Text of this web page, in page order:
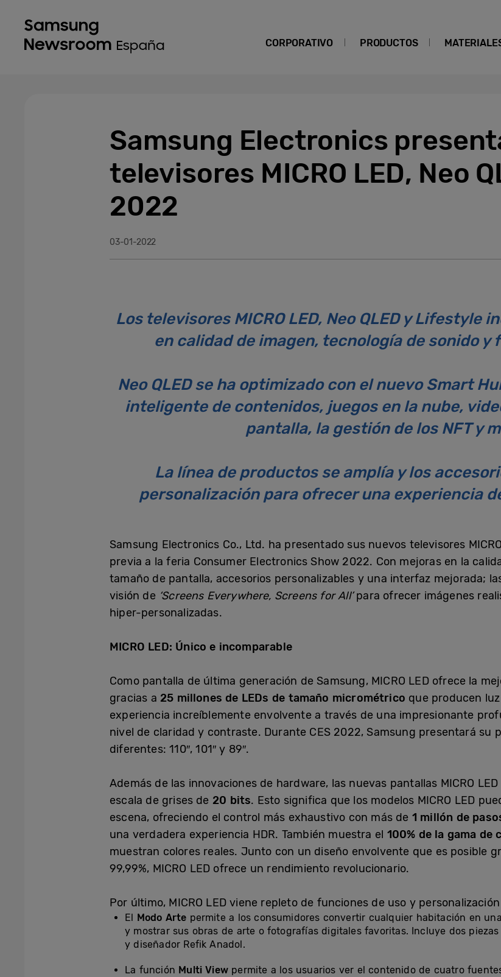
CORPORATIVO PRODUCTOS
Samsung Electronics
televisores MICRO LED, Neo
2022
03-01-2022
Los televisores MICRO LED, Neo QLED y Lifestyle
en calidad de imagen, tecnología de sonido
Neo QLED se ha optimizado con el nuevo Smart
inteligente de contenidos, juegos en la nube,
pantalla, la gestión de los NFT y
La línea de productos se amplía y los
personalización para ofrecer una experiencia
Samsung Electronics Co., Ltd. ha presentado sus nuevos televisores
previa a la feria Consumer Electronics Show 2022. Con mejoras en la
tamaño de pantalla, accesorios personalizables y una interfaz mejorada;
visión de ‘Screens Everywhere, Screens for All’para ofrecer imágenes
hiper-personalizadas.
MICRO LED: Único e incomparable
Como pantalla de última generación de Samsung, MICRO LED ofrece la
gracias a 25 millones de LEDs de tamaño micrométrico que producen
experiencia increíblemente envolvente a través de una impresionante
nivel de claridad y contraste. Durante CES 2022, Samsung presentará su
diferentes: 110″, 101″ y 89″.
Además de las innovaciones de hardware, las nuevas pantallas MICRO
escala de grises de 20 bits. Esto significa que los modelos MICRO LED
escena, ofreciendo el control más exhaustivo con más de 1 millón de
una verdadera experiencia HDR. También muestra el 100% de la gama de
muestran colores reales. Junto con un diseño envolvente que es posible
99,99%, MICRO LED ofrece un rendimiento revolucionario.
Por último, MICRO LED viene repleto de funciones de uso y
El Modo Arte permite a los consumidores convertir cualquier habitación en
y mostrar sus obras de arte o fotografías digitales favoritas. Incluye dos
y diseñador Refik Anadol.
La función Multi View permite a los usuarios ver el contenido de cuatro